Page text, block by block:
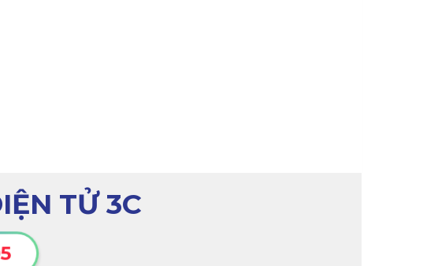
TỬ 3C